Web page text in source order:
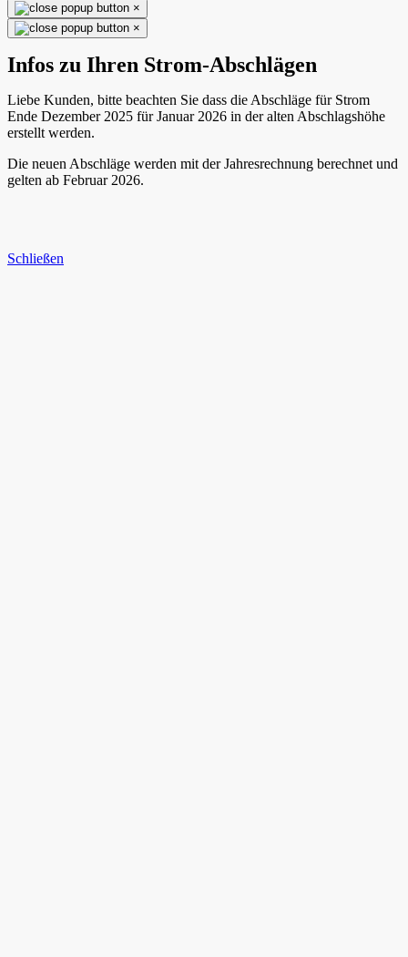
×
×
Infos zu Ihren Strom-Abschlägen
Liebe Kunden, bitte beachten Sie dass die Abschläge für Strom
Ende Dezember 2025 für Januar 2026 in der alten Abschlagshöhe
erstellt werden.
Die neuen Abschläge werden mit der Jahresrechnung berechnet und
gelten ab Februar 2026.
Schließen